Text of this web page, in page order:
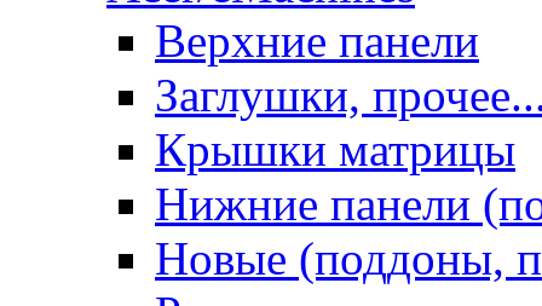
Верхние панели
Заглушки,
Крышки матрицы
Нижние панели
Новые (поддоны,